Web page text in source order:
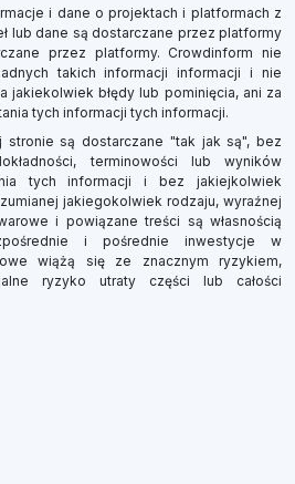
i dane o projektach i platformach z
lub dane są dostarczane przez platformy
przez platformy. Crowdinform nie
takich informacji informacji i nie
jakiekolwiek błędy lub pominięcia, ani za
tych informacji tych informacji.
stronie są dostarczane "tak jak są", bez
terminowości lub wyników
tych informacji i bez jakiejkolwiek
jakiegokolwiek rodzaju, wyraźnej
i powiązane treści są własnością
i pośrednie inwestycje w
wiążą się ze znacznym ryzykiem,
ryzyko utraty części lub całości